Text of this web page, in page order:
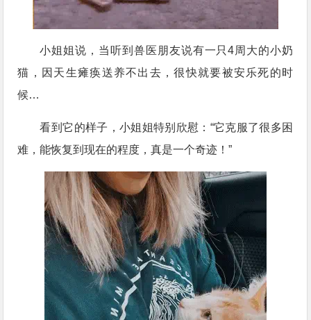
小姐姐说，当听到兽医朋友说有一只4周大的小奶
猫，因天生瘫痪送养不出去，很快就要被安乐死的时
候…
看到它的样子，小姐姐特别欣慰：“它克服了很多困
难，能恢复到现在的程度，真是一个奇迹！”